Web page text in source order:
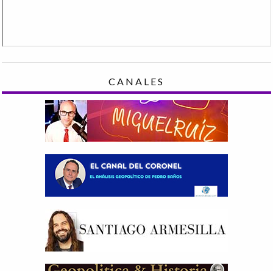
CANALES